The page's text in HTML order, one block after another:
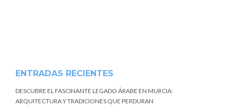
ENTRADAS RECIENTES
DESCUBRE EL FASCINANTE LEGADO ÁRABE EN MURCIA:
ARQUITECTURA Y TRADICIONES QUE PERDURAN